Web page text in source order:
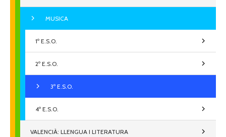
MUSICA
1º E.S.O.
2º E.S.O.
3º E.S.O.
4º E.S.O.
VALENCIÀ: LLENGUA I LITERATURA